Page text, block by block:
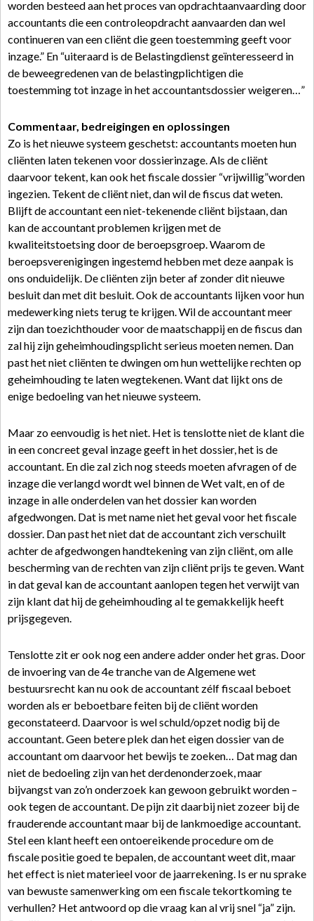
worden besteed aan het proces van opdrachtaanvaarding door
accountants die een controleopdracht aanvaarden dan wel
continueren van een cliënt die geen toestemming geeft voor
inzage.” En “uiteraard is de Belastingdienst geïnteresseerd in
de beweegredenen van de belastingplichtigen die
toestemming tot inzage in het accountantsdossier weigeren…”
Commentaar, bedreigingen en oplossingen
Zo is het nieuwe systeem geschetst: accountants moeten hun
cliënten laten tekenen voor dossierinzage. Als de cliënt
daarvoor tekent, kan ook het fiscale dossier “vrijwillig”worden
ingezien. Tekent de cliënt niet, dan wil de fiscus dat weten.
Blijft de accountant een niet-tekenende cliënt bijstaan, dan
kan de accountant problemen krijgen met de
kwaliteitstoetsing door de beroepsgroep. Waarom de
beroepsverenigingen ingestemd hebben met deze aanpak is
ons onduidelijk. De cliënten zijn beter af zonder dit nieuwe
besluit dan met dit besluit. Ook de accountants lijken voor hun
medewerking niets terug te krijgen. Wil de accountant meer
zijn dan toezichthouder voor de maatschappij en de fiscus dan
zal hij zijn geheimhoudingsplicht serieus moeten nemen. Dan
past het niet cliënten te dwingen om hun wettelijke rechten op
geheimhouding te laten wegtekenen. Want dat lijkt ons de
enige bedoeling van het nieuwe systeem.
Maar zo eenvoudig is het niet. Het is tenslotte niet de klant die
in een concreet geval inzage geeft in het dossier, het is de
accountant. En die zal zich nog steeds moeten afvragen of de
inzage die verlangd wordt wel binnen de Wet valt, en of de
inzage in alle onderdelen van het dossier kan worden
afgedwongen. Dat is met name niet het geval voor het fiscale
dossier. Dan past het niet dat de accountant zich verschuilt
achter de afgedwongen handtekening van zijn cliënt, om alle
bescherming van de rechten van zijn cliënt prijs te geven. Want
in dat geval kan de accountant aanlopen tegen het verwijt van
zijn klant dat hij de geheimhouding al te gemakkelijk heeft
prijsgegeven.
Tenslotte zit er ook nog een andere adder onder het gras. Door
de invoering van de 4e tranche van de Algemene wet
bestuursrecht kan nu ook de accountant zélf fiscaal beboet
worden als er beboetbare feiten bij de cliënt worden
geconstateerd. Daarvoor is wel schuld/opzet nodig bij de
accountant. Geen betere plek dan het eigen dossier van de
accountant om daarvoor het bewijs te zoeken… Dat mag dan
niet de bedoeling zijn van het derdenonderzoek, maar
bijvangst van zo’n onderzoek kan gewoon gebruikt worden –
ook tegen de accountant. De pijn zit daarbij niet zozeer bij de
frauderende accountant maar bij de lankmoedige accountant.
Stel een klant heeft een ontoereikende procedure om de
fiscale positie goed te bepalen, de accountant weet dit, maar
het effect is niet materieel voor de jaarrekening. Is er nu sprake
van bewuste samenwerking om een fiscale tekortkoming te
verhullen? Het antwoord op die vraag kan al vrij snel “ja” zijn.